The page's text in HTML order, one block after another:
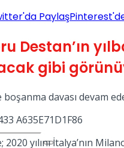
Paylaş
Destan’ın
gibi
davası devam
yılını İtalya’nın